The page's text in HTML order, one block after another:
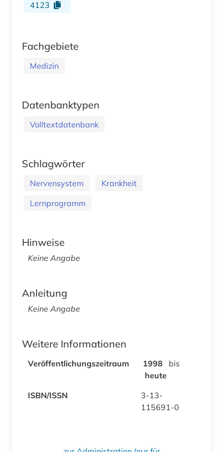
4123
Fachgebiete
Medizin
Datenbanktypen
Volltextdatenbank
Schlagwörter
Nervensystem
Krankheit
Lernprogramm
Hinweise
Keine Angabe
Anleitung
Keine Angabe
Weitere Informationen
Veröffentlichungszeitraum 1998
bis
heute
ISBN/ISSN
3-13-
115691-0